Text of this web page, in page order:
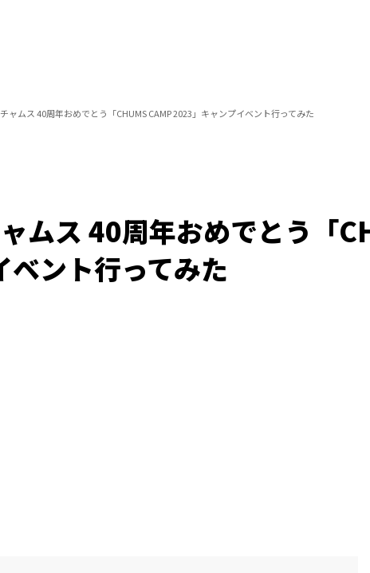
ャムス 40周年おめでとう「CHUMS CAMP 2023」キャンプイベント行ってみた
ムス 40周年おめでとう「
ント行ってみた